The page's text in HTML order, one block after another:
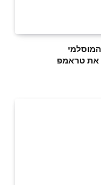
את טראמפ